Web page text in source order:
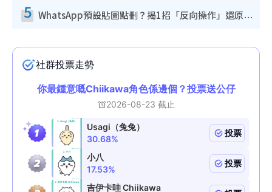
5 WhatsApp預設貼圖點刪？揭1招「反向操作」還原簡潔介面 附3步實測教學